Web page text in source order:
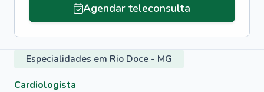
Agendar teleconsulta
Especialidades em Rio Doce - MG
Cardiologista